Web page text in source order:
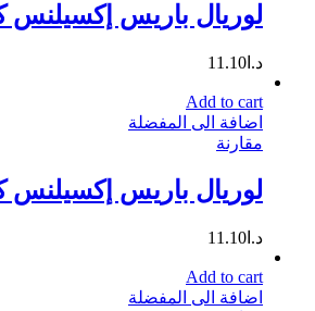
لوريال باريس إكسيلنس كريم 3.0
د.ا 11.10
Add to cart
اضافة الى المفضلة
مقارنة
لوريال باريس إكسيلنس كريم – 8 أشقر
د.ا 11.10
Add to cart
اضافة الى المفضلة